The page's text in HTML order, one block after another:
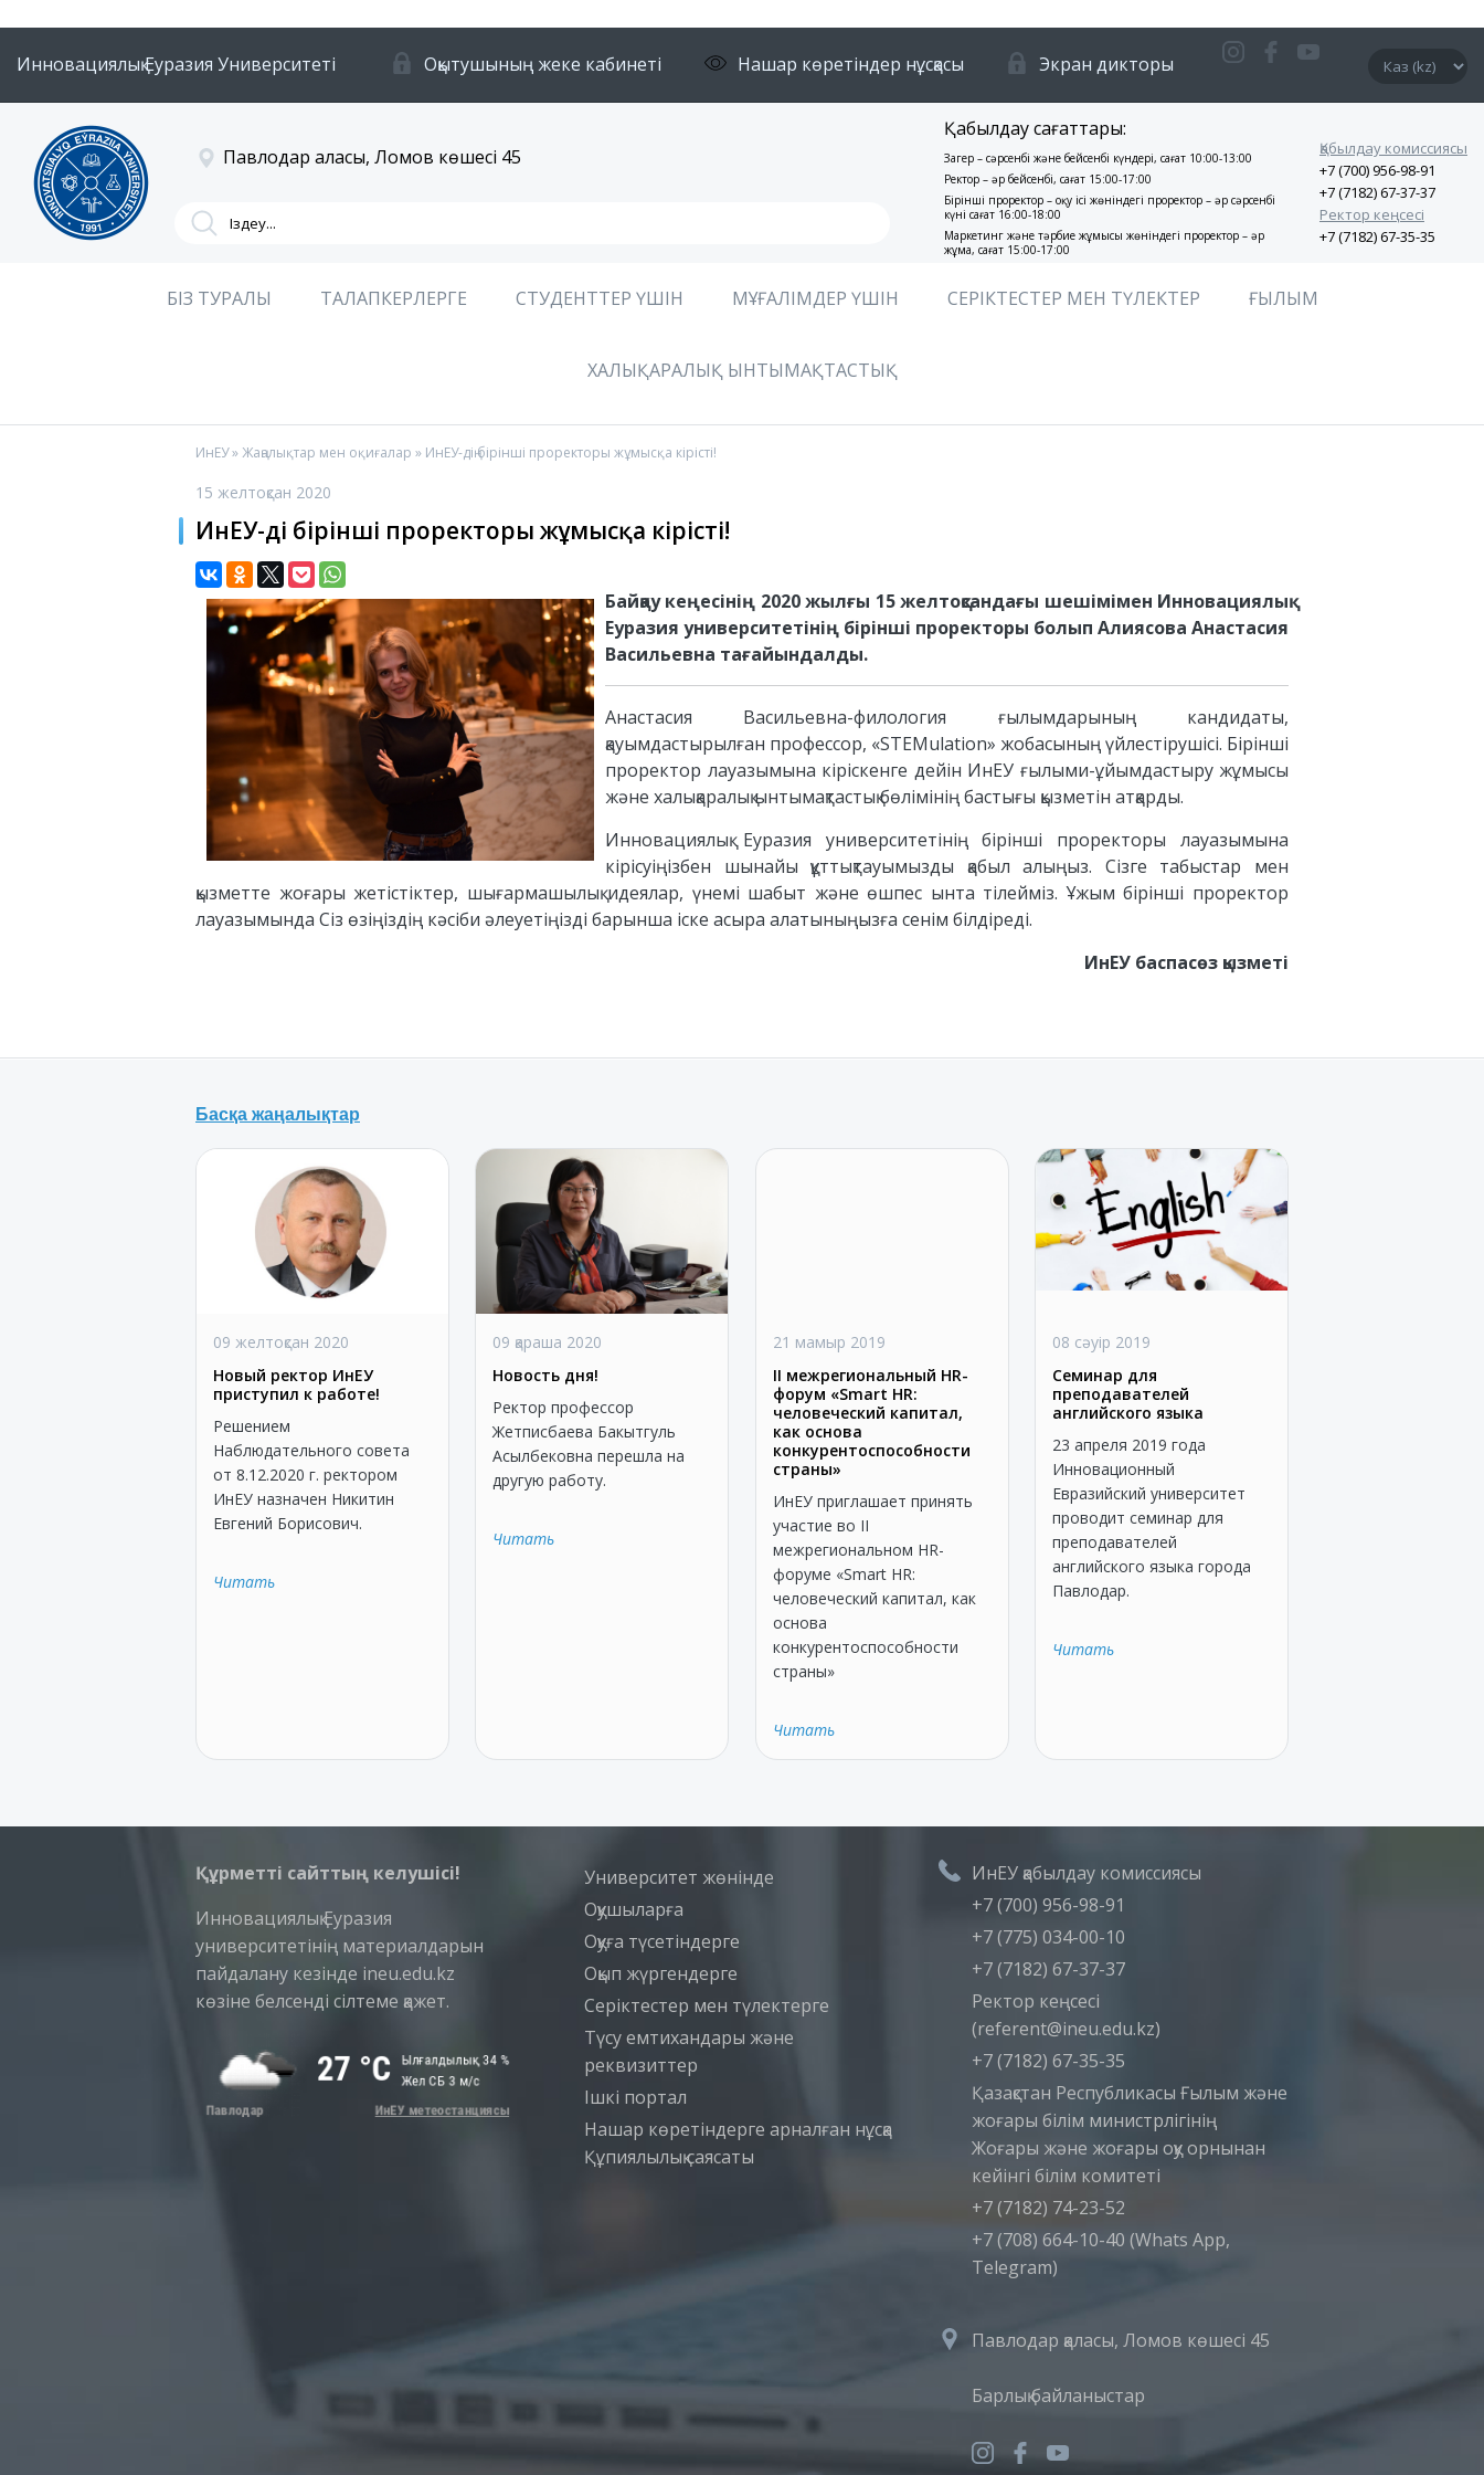
Инновациялық Еуразия Университеті Оқытушының жеке кабинеті Нашар көретіндер нұсқасы Экран дикторы
Павлодар қаласы, Ломов көшесі 45
Қабылдау сағаттары:
Заңгер – сәрсенбі және бейсенбі күндері, сағат 10:00-13:00
Ректор – әр бейсенбі, сағат 15:00-17:00
Бірінші проректор – оқу ісі жөніндегі проректор – әр сәрсенбі
күні сағат 16:00-18:00
Маркетинг және тәрбие жұмысы жөніндегі проректор – әр
жұма, сағат 15:00-17:00
Қабылдау комиссиясы
+7 (700) 956-98-91
+7 (7182) 67-37-37
Ректор кеңсесі
+7 (7182) 67-35-35
БІЗ ТУРАЛЫ ТАЛАПКЕРЛЕРГЕ СТУДЕНТТЕР ҮШІН МҰҒАЛІМДЕР ҮШІН СЕРІКТЕСТЕР МЕН ТҮЛЕКТЕР ҒЫЛЫМ
ХАЛЫҚАРАЛЫҚ ЫНТЫМАҚТАСТЫҚ
ИнЕУ»Жаңалықтар мен оқиғалар » ИнЕУ-дің бірінші проректоры жұмысқа кірісті!
15 желтоқсан 2020
ИнЕУ-дің бірінші проректоры жұмысқа кірісті!
Байқау кеңесінің 2020 жылғы 15 желтоқсандағы шешімімен Инновациялық
Еуразия университетінің бірінші проректоры болып Алиясова Анастасия
Васильевна тағайындалды.
Анастасия Васильевна-филология ғылымдарының кандидаты,
қауымдастырылған профессор, «STEMulation» жобасының үйлестірушісі. Бірінші
проректор лауазымына кіріскенге дейін ИнЕУ ғылыми-ұйымдастыру жұмысы
және халықаралық ынтымақтастық бөлімінің бастығы қызметін атқарды.
Инновациялық Еуразия университетінің бірінші проректоры лауазымына
кірісуіңізбен шынайы құттықтауымызды қабыл алыңыз. Сізге табыстар мен
қызметте жоғары жетістіктер, шығармашылық идеялар, үнемі шабыт және өшпес ынта тілейміз. Ұжым бірінші проректор
лауазымында Сіз өзіңіздің кәсіби әлеуетіңізді барынша іске асыра алатыныңызға сенім білдіреді.
ИнЕУ баспасөз қызметі
Басқа жаңалықтар
09 желтоқсан 2020
Новый ректор ИнЕУ
приступил к работе!
Решением
Наблюдательного совета
от 8.12.2020 г. ректором
ИнЕУ назначен Никитин
Евгений Борисович.
Читать
09 қараша 2020
Новость дня!
Ректор профессор
Жетписбаева Бакытгуль
Асылбековна перешла на
другую работу.
Читать
21 мамыр 2019
II межрегиональный НR-
форум «Smart HR:
человеческий капитал,
как основа
конкурентоспособности
страны»
ИнЕУ приглашает принять
участие вo II
межрегиональном НR-
форуме «Smart HR:
человеческий капитал, как
основа
конкурентоспособности
страны»
Читать
08 сәуір 2019
Семинар для
преподавателей
английского языка
23 апреля 2019 года
Инновационный
Евразийский университет
проводит семинар для
преподавателей
английского языка города
Павлодар.
Читать
Құрметті сайттың келушісі!
Инновациялық Еуразия
университетінің материалдарын
пайдалану кезінде ineu.edu.kz
көзіне белсенді сілтеме қажет.
Университет жөнінде
Оқушыларға
Оқуға түсетіндерге
Оқып жүргендерге
Серіктестер мен түлектерге
Түсу емтихандары және
реквизиттер
Iшкi портал
Нашар көретіндерге арналған нұсқа
Құпиялылық саясаты
ИнЕУ қабылдау комиссиясы
+7 (700) 956-98-91
+7 (775) 034-00-10
+7 (7182) 67-37-37
Ректор кеңсесі
(referent@ineu.edu.kz)
+7 (7182) 67-35-35
Қазақстан Республикасы Ғылым және
жоғары білім министрлігінің
Жоғары және жоғары оқу орнынан
кейінгі білім комитеті
+7 (7182) 74-23-52
+7 (708) 664-10-40 (Whats App,
Telegram)
Павлодар қаласы, Ломов көшесі 45
Барлық байланыстар